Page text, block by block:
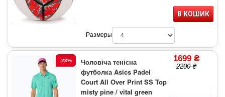
В КОШИК
Размеры
-23%
Чоловіча тенісна
футболка Asics Padel
Court All Over Print SS Top
misty pine / vital green
1699 ₴
2200 ₴